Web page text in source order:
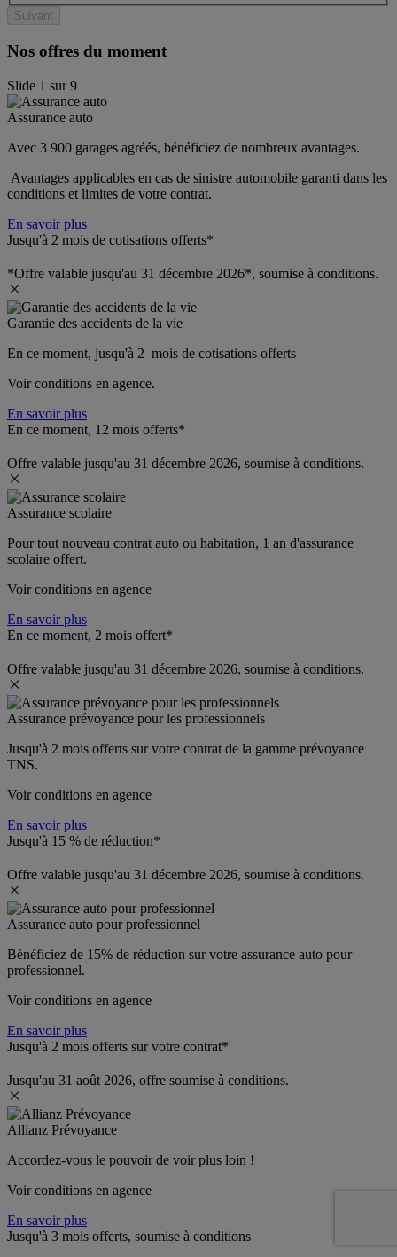
Suivant
Nos offres du moment
Slide 1 sur9
Assurance auto
Avec 3 900 garages agréés, bénéficiez de nombreux avantages.
Avantages applicables en cas de sinistre automobile garanti dans les
conditions et limites de votre contrat.
En savoir plus
Jusqu'à 2 mois de cotisations offerts*
*Offre valable jusqu'au 31 décembre 2026*, soumise à conditions.
Garantie des accidents de la vie
En ce moment, jusqu'à 2  mois de cotisations offerts
Voir conditions en agence.
En savoir plus
En ce moment, 12 mois offerts*
Offre valable jusqu'au 31 décembre 2026, soumise à conditions.
Assurance scolaire
Pour tout nouveau contrat auto ou habitation, 1 an d'assurance
scolaire offert.
Voir conditions en agence
En savoir plus
En ce moment, 2 mois offert*
Offre valable jusqu'au 31 décembre 2026, soumise à conditions.
Assurance prévoyance pour les professionnels
Jusqu'à 2 mois offerts sur votre contrat de la gamme prévoyance
TNS.
Voir conditions en agence
En savoir plus
Jusqu'à 15 % de réduction*
Offre valable jusqu'au 31 décembre 2026, soumise à conditions.
Assurance auto pour professionnel
Bénéficiez de 15% de réduction sur votre assurance auto pour
professionnel.
Voir conditions en agence
En savoir plus
Jusqu'à 2 mois offerts sur votre contrat*
Jusqu'au 31 août 2026, offre soumise à conditions.
Allianz Prévoyance
Accordez-vous le pouvoir de voir plus loin !
Voir conditions en agence
En savoir plus
Jusqu'à 3 mois offerts, soumise à conditions